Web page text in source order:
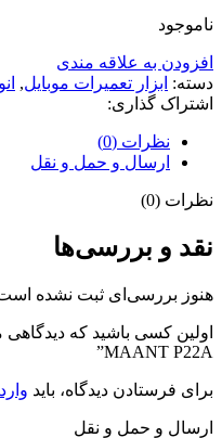
ناموجود
افزودن به علاقه مندی
دسته: ابزار تعمیرات موبایل,
اشتراک گذاری:
نظرات (0)
ارسال و حمل و نقل
نظرات (0)
نقد و بررسی‌ها
هنوز بررسی‌ای ثبت نشده
اولین کسی باشید که
MAANT P22A”
برای فرستادن دیدگاه، باید
ارسال و حمل و نقل